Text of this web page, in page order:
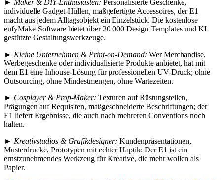
► Maker & DIY-Enthusiasten: Personalisierte Geschenke,
individuelle Gadget-Hüllen, maßgefertigte Accessoires, der E1
macht aus jedem Alltagsobjekt ein Einzelstück. Die kostenlose
eufyMake-Software bietet über 20 000 Design-Templates und KI-
gestützte Gestaltungswerkzeuge.
► Kleine Unternehmen & Print-on-Demand: Wer Merchandise,
Werbegeschenke oder individualisierte Produkte anbietet, hat mit
dem E1 eine Inhouse-Lösung für professionellen UV-Druck; ohne
Outsourcing, ohne Mindestmengen, ohne Wartezeiten.
► Cosplayer & Prop-Maker: Texturen auf Rüstungsteilen,
Prägungen auf Requisiten, maßgeschneiderte Beschriftungen; der
E1 liefert Ergebnisse, die auch nach mehreren Conventions noch
halten.
► Kreativstudios & Grafikdesigner: Kundenpräsentationen,
Musterdrucke, Prototypen mit echter Haptik: Der E1 ist ein
ernstzunehmendes Werkzeug für Kreative, die mehr wollen als
Papier.